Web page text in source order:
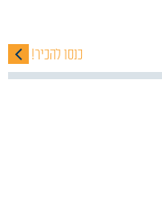
כנסו להכיר!